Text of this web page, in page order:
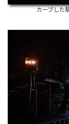
カーブした